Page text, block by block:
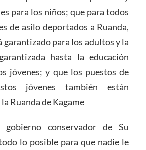
para los niños; que para todos
de asilo deportados a Ruanda,
garantizado para los adultos y la
hasta la educación
jóvenes; y que los puestos de
jóvenes también están
Ruanda de Kagame
conservador de Su
lo posible para que nadie le